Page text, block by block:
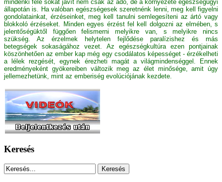
mindenki felé sokat javít nem csak az adó, de a környezete egészségügyi
állapotán is. Ha valóban egészségesek szeretnénk lenni, meg kell figyelni
gondolatainkat, érzéseinket, meg kell tanulni semlegesíteni az ártó vagy
blokkoló érzéseket. Minden egyes érzést fel kell dolgozni az elmében, s
jelentőségüktől függően felismerni melyikre van, s melyikre nincs
szükség. Az érzelmek helytelen fejlődése paralízishez és más
betegségek sokaságához vezet. Az egészségkultúra ezen pontjainak
köszönhetően az ember kap még egy csodálatos képességet - érzékelheti
a lélek rezgését, egynek érezheti magát a világmindenséggel. Ennek
eredményeként gyökereiben változik meg az élet minősége, amit úgy
jellemezhetünk, mint az emberiség evolúciójának kezdete.
Keresés